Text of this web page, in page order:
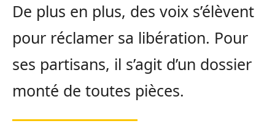
De plus en plus, des voix s’élèvent
pour réclamer sa libération. Pour
ses partisans, il s’agit d’un dossier
monté de toutes pièces.